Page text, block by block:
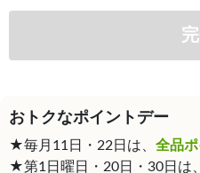
おトクなポイントデー
★毎月11日・22日は、 全品
★第1日曜日・20日・30日は